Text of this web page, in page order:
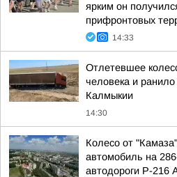
ярким он
прифронтовых
14:33
Отлетевшее
человека и
Калмыкии
14:30
Колесо от
автомобиль на
автодороги Р-216